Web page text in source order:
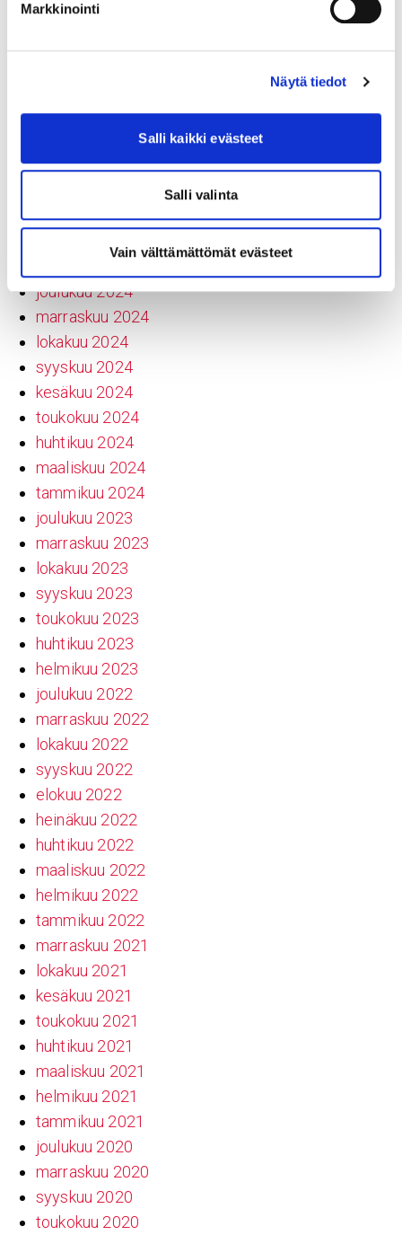
Markkinointi
Näytä tiedot
Salli kaikki evästeet
Salli valinta
Vain välttämättömät evästeet
helmikuu 2026
syyskuu 2025
kesäkuu 2025
maaliskuu 2025
joulukuu 2024
marraskuu 2024
lokakuu 2024
syyskuu 2024
kesäkuu 2024
toukokuu 2024
huhtikuu 2024
maaliskuu 2024
tammikuu 2024
joulukuu 2023
marraskuu 2023
lokakuu 2023
syyskuu 2023
toukokuu 2023
huhtikuu 2023
helmikuu 2023
joulukuu 2022
marraskuu 2022
lokakuu 2022
syyskuu 2022
elokuu 2022
heinäkuu 2022
huhtikuu 2022
maaliskuu 2022
helmikuu 2022
tammikuu 2022
marraskuu 2021
lokakuu 2021
kesäkuu 2021
toukokuu 2021
huhtikuu 2021
maaliskuu 2021
helmikuu 2021
tammikuu 2021
joulukuu 2020
marraskuu 2020
syyskuu 2020
toukokuu 2020